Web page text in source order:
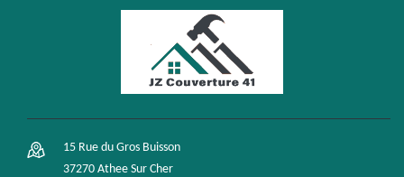
15 Rue du Gros Buisson
37270 Athee Sur Cher